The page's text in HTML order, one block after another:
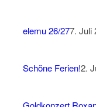
elemu 26/277. Juli
Schöne Ferien!2.